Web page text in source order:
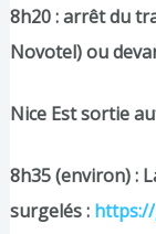
8h20 : arrêt du
Novotel) ou
Nice Est sortie
8h35 (environ) :
surgelés :